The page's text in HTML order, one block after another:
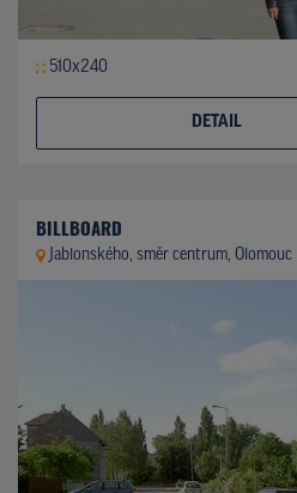
510x240
DETAIL
BILLBOARD
Jablonského, směr centrum, Olomouc